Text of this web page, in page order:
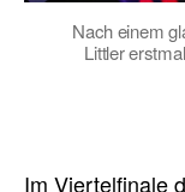
Nach einem
Littler
Im Viertelfinale